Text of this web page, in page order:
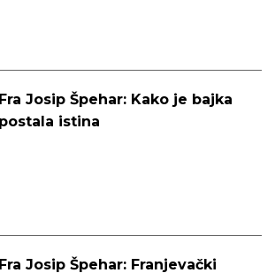
Fra Josip Špehar: Kako je bajka
postala istina
Fra Josip Špehar: Franjevački